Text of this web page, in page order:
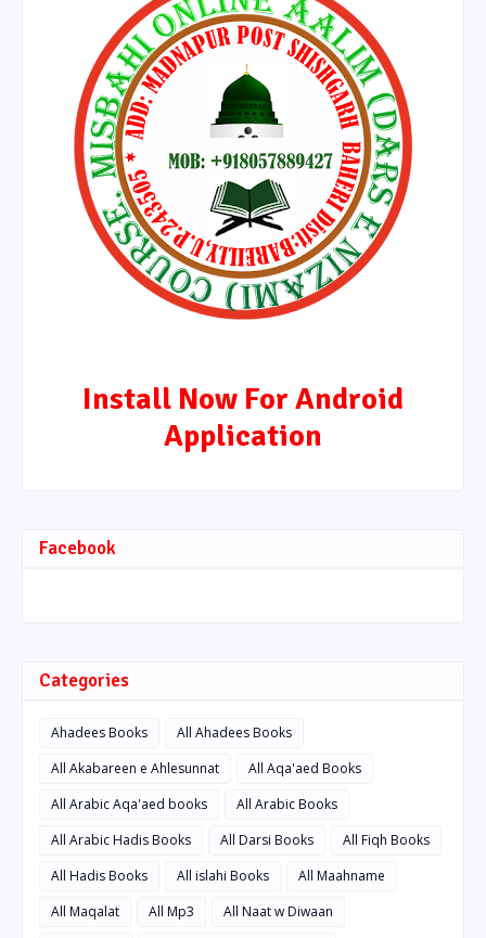
Install Now For Android
Application
Facebook
Categories
Ahadees Books
All Ahadees Books
All Akabareen e Ahlesunnat
All Aqa'aed Books
All Arabic Aqa'aed books
All Arabic Books
All Arabic Hadis Books
All Darsi Books
All Fiqh Books
All Hadis Books
All islahi Books
All Maahname
All Maqalat
All Mp3 All Naat w Diwaan